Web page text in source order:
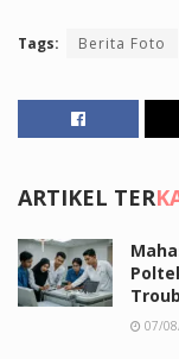
Tags: Berita Foto
ARTIKEL TER
07/